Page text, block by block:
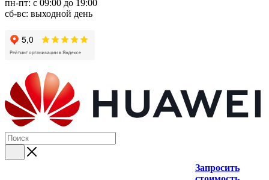
пн-пт: с 09:00 до 19:00
сб-вс: выходной день
Запросить